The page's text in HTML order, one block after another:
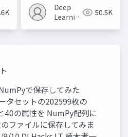
Deep
Learning
50.5K
で保存してみた
タセットの202599枚の
40の属性を NumPy配列に
ファイルに保存してみま